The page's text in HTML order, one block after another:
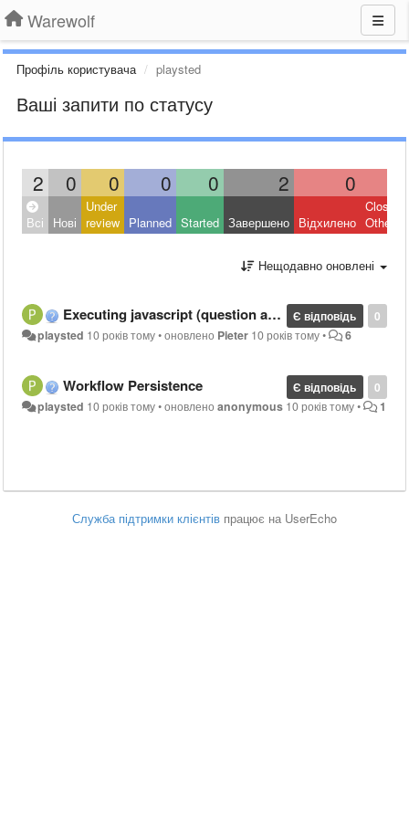
Warewolf
Профіль користувача playsted
Ваші запити по статусу
2 0 0 0 0 2 0
Всі Нові
Under
review Planned Started Завершено Відхилено
Closed:
Other
Нещодавно оновлені
0
Є відповідь
Executing javascript (question and ideas)
playsted 10 років тому•оновлено Pieter 10 років тому• 6
0
Є відповідь
Workflow Persistence
playsted 10 років тому•оновленоanonymous 10 років тому• 1
Служба підтримки клієнтів працює на UserEcho